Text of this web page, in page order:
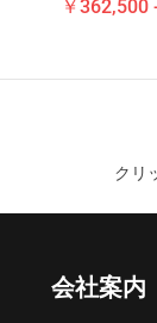
￥362,500
クリ
会社案内